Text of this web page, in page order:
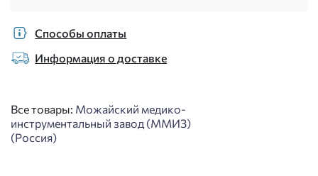
Способы оплаты
Информация о доставке
Все товары: Можайский медико-
инструментальный завод (ММИЗ)
(Россия)